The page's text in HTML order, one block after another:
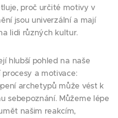
proč určité motivy v
jsou univerzální a mají
lidi různých kultur.
hlubší pohled na naše
a motivace:
archetypů může vést k
sebepoznání. Můžeme lépe
našim reakcím,